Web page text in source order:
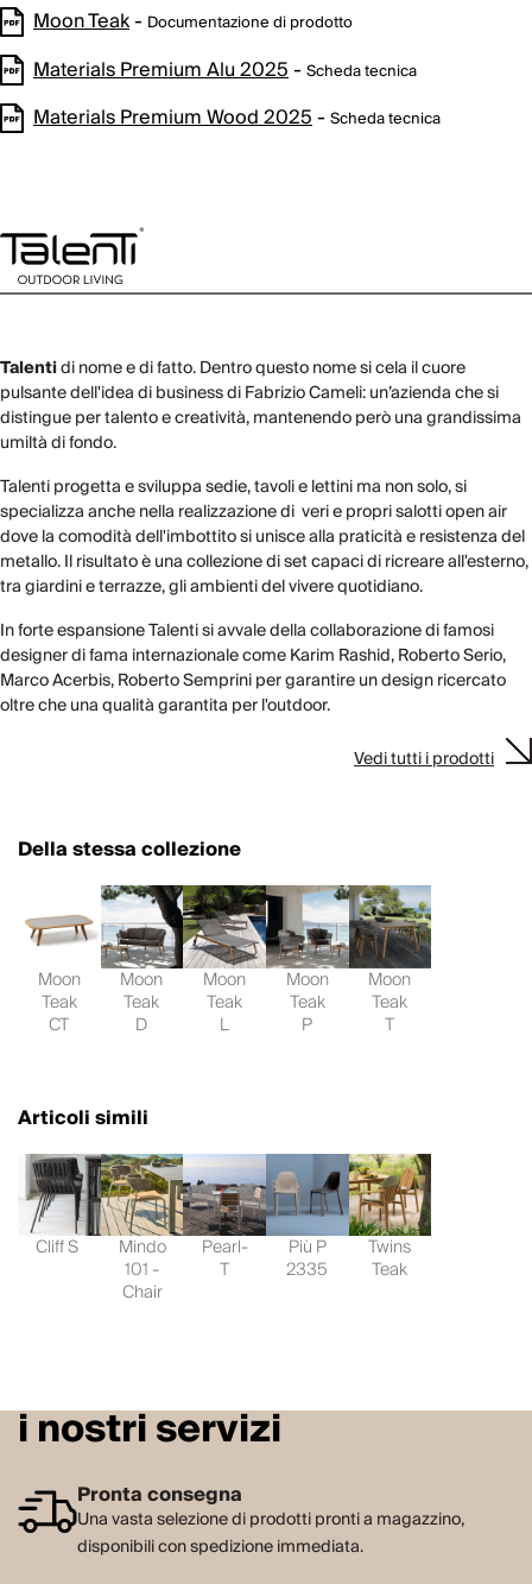
Moon Teak- Documentazione di prodotto
Materials Premium Alu 2025- Scheda tecnica
Materials Premium Wood 2025- Scheda tecnica
Talentidi nome e di fatto. Dentro questo nome si cela il cuore
pulsante dell'idea di business di Fabrizio Cameli: un’azienda che si
distingue per talento e creatività, mantenendo però una grandissima
umiltà di fondo.
Talenti progetta e sviluppa sedie, tavoli e lettini ma non solo, si
specializza anche nella realizzazione di veri e propri salotti open air
dove la comodità dell'imbottito si unisce alla praticità e resistenza del
metallo. Il risultato è una collezione di set capaci di ricreare all'esterno,
tra giardini e terrazze, gli ambienti del vivere quotidiano.
In forte espansione Talenti si avvale della collaborazione di famosi
designer di fama internazionale come Karim Rashid, Roberto Serio,
Marco Acerbis, Roberto Semprini per garantire un design ricercato
oltre che una qualità garantita per l'outdoor.
Vedi tutti i prodotti
Della stessa collezione
Moon
Teak
CT
Moon
Teak
D
Moon
Teak
L
Moon
Teak
P
Moon
Teak
T
Articoli simili
Cliff S Mindo
101 -
Chair
Pearl-
T
Più P
2335
Twins
Teak
i nostri servizi
Pronta consegna
Una vasta selezione di prodotti pronti a magazzino,
disponibili con spedizione immediata.